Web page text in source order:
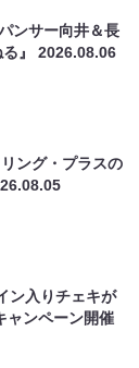
ンサー向井＆長
る』2026.08.06
ング・プラスの
ン入りチェキが
ャンペーン開催